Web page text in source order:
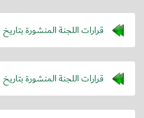
قرارات اللجنة المنشورة
قرارات اللجنة المنشورة